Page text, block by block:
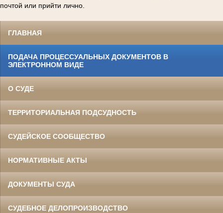
почтой или прийти лично.
ГЛАВНАЯ
ПОДАЧА ПРОЦЕССУАЛЬНЫХ ДОКУМЕНТОВ В
ЭЛЕКТРОННОМ ВИДЕ
О СУДЕ
ТЕРРИТОРИАЛЬНАЯ ПОДСУДНОСТЬ
СУДЕЙСКОЕ СООБЩЕСТВО
НОРМАТИВНЫЕ АКТЫ
ДОКУМЕНТЫ СУДА
СУДЕБНОЕ ДЕЛОПРОИЗВОДСТВО